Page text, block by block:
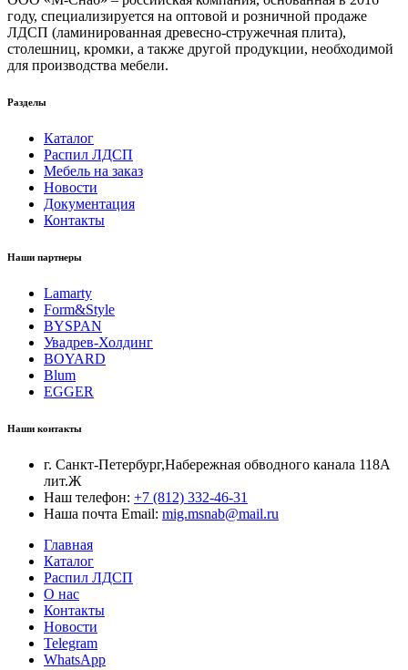
году, специализируется на оптовой и розничной продаже
ЛДСП (ламинированная древесно-стружечная плита),
столешниц, кромки, а также другой продукции, необходимой
для производства мебели.
Разделы
Каталог
Распил ЛДСП
Мебель на заказ
Новости
Документация
Контакты
Наши партнеры
Lamarty
Form&Style
BYSPAN
Увадрев-Холдинг
BOYARD
Blum
EGGER
Наши контакты
г. Санкт-Петербург,Набережная обводного канала 118А
лит.Ж
Наш телефон: +7 (812) 332-46-31
Наша почта Email: mig.msnab@mail.ru
Главная
Каталог
Распил ЛДСП
О нас
Контакты
Новости
Telegram
WhatsApp